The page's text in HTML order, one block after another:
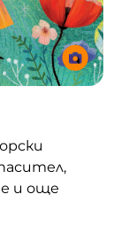
и още